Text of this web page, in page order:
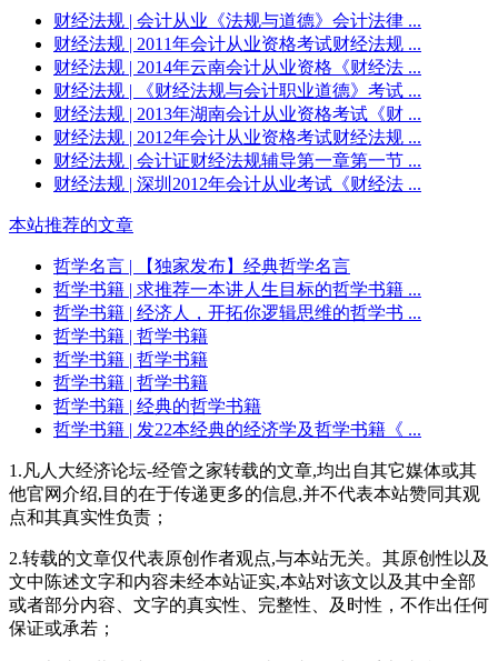
财经法规 | 会计从业《法规与道德》会计法律 ...
财经法规 | 2011年会计从业资格考试财经法规 ...
财经法规 | 2014年云南会计从业资格《财经法 ...
财经法规 | 《财经法规与会计职业道德》考试 ...
财经法规 | 2013年湖南会计从业资格考试《财 ...
财经法规 | 2012年会计从业资格考试财经法规 ...
财经法规 | 会计证财经法规辅导第一章第一节 ...
财经法规 | 深圳2012年会计从业考试《财经法 ...
本站推荐的文章
哲学名言 | 【独家发布】经典哲学名言
哲学书籍 | 求推荐一本讲人生目标的哲学书籍 ...
哲学书籍 | 经济人，开拓你逻辑思维的哲学书 ...
哲学书籍 | 哲学书籍
哲学书籍 | 哲学书籍
哲学书籍 | 哲学书籍
哲学书籍 | 经典的哲学书籍
哲学书籍 | 发22本经典的经济学及哲学书籍《 ...
1.凡人大经济论坛-经管之家转载的文章,均出自其它媒体或其
他官网介绍,目的在于传递更多的信息,并不代表本站赞同其观
点和其真实性负责；
2.转载的文章仅代表原创作者观点,与本站无关。其原创性以及
文中陈述文字和内容未经本站证实,本站对该文以及其中全部
或者部分内容、文字的真实性、完整性、及时性，不作出任何
保证或承若；